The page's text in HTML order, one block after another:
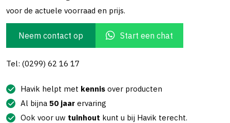
voor de actuele voorraad en prijs.
Neem contact op Start een chat
Tel: (0299) 62 16 17
Havik helpt met kennis over producten
Al bijna 50 jaar ervaring
Ook voor uw tuinhout kunt u bij Havik terecht.